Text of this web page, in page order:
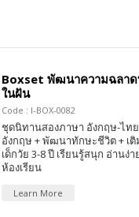
Boxset พัฒนาความฉลา
ในฝัน
Code : I-BOX-0082
ชุดนิทานสองภาษา อังกฤษ-ไท
อังกฤษ + พัฒนาทักษะชีวิต + เ
เด็กวัย 3-8 ปี เรียนรู้สนุก อ่าน
ห้องเรียน
Learn More